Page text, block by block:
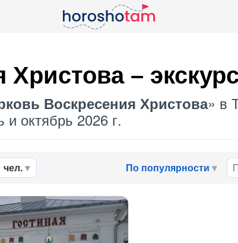
Христова–
Воскресения Христова» в
и октябрь 2026 г.
чел. По популярности